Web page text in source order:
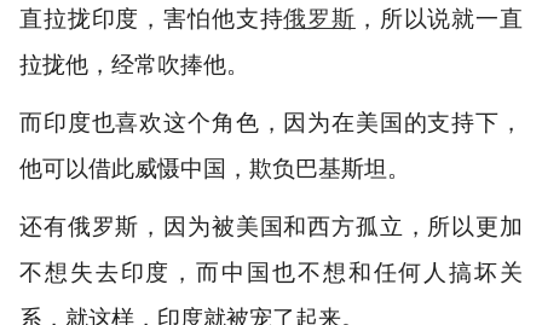
直拉拢印度，害怕他支持俄罗斯 ，所以说就一直
拉拢他，经常吹捧他。
而印度也喜欢这个角色，因为在美国的支持下，
他可以借此威慑中国，欺负巴基斯坦。
还有俄罗斯，因为被美国和西方孤立，所以更加
不想失去印度，而中国也不想和任何人搞坏关
系，就这样，印度就被宠了起来。